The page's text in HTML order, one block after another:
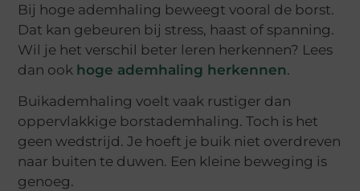
Bij hoge ademhaling beweegt vooral de borst.
Dat kan gebeuren bij stress, haast of spanning.
Wil je het verschil beter leren herkennen? Lees
dan ook hoge ademhaling herkennen.
Buikademhaling voelt vaak rustiger dan
oppervlakkige borstademhaling. Toch is het
geen wedstrijd. Je hoeft je buik niet overdreven
naar buiten te duwen. Een kleine beweging is
genoeg.